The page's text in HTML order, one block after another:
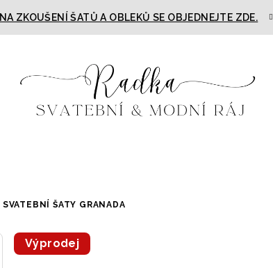
NA ZKOUŠENÍ ŠATŮ A OBLEKŮ SE OBJEDNEJTE ZDE.
SVATEBNÍ ŠATY GRANADA
Výprodej